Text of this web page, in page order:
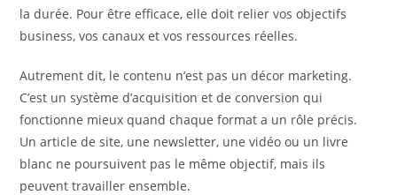
la durée. Pour être efficace, elle doit relier vos objectifs
business, vos canaux et vos ressources réelles.
Autrement dit, le contenu n’est pas un décor marketing.
C’est un système d’acquisition et de conversion qui
fonctionne mieux quand chaque format a un rôle précis.
Un article de site, une newsletter, une vidéo ou un livre
blanc ne poursuivent pas le même objectif, mais ils
peuvent travailler ensemble.